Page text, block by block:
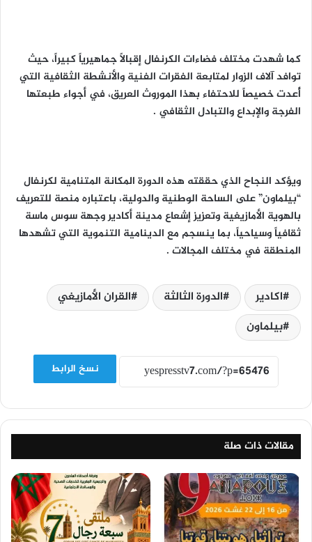
كما شهدت مختلف فضاءات الكرنفال إقبالاً جماهيرياً كبيراً، حيث
توافد آلاف الزوار لمتابعة الفقرات الفنية والأنشطة الثقافية التي
أُعدت خصيصاً للاحتفاء بهذا الموروث العريق، في أجواء طبعتها
الفرجة والإبداع والتبادل الثقافي .
ويؤكد النجاح الذي حققته هذه الدورة المكانة المتنامية لكرنفال
“بيلماون” على الساحة الوطنية والدولية، باعتباره منصة للتعريف
بالهوية الأمازيغية وتعزيز إشعاع مدينة أكادير وجهة سوس ماسة
ثقافياً وسياحياً، بما ينسجم مع الدينامية التنموية التي تشهدها
المنطقة في مختلف المجالات .
اكادير الدورة الثالثة
القران الأمازيغي
بيلماون
نسخ الرابط
مقالات ذات صلة